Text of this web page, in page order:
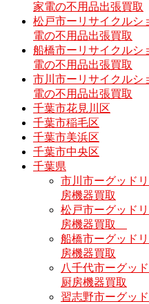
家電の不用品出張買取
松戸市ーリサイクルシ
電の不用品出張買取
船橋市ーリサイクルシ
電の不用品出張買取
市川市ーリサイクルシ
電の不用品出張買取
千葉市花見川区
千葉市稲毛区
千葉市美浜区
千葉市中央区
千葉県
市川市ーグッド
房機器買取
松戸市ーグッド
房機器買取
船橋市ーグッド
房機器買取
八千代市ーグッ
厨房機器買取
習志野市ーグッ